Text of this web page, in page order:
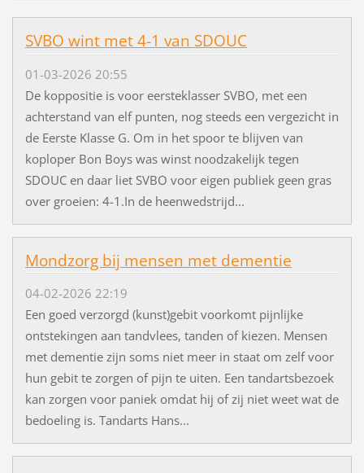
SVBO wint met 4-1 van SDOUC
01-03-2026 20:55
De koppositie is voor eersteklasser SVBO, met een
achterstand van elf punten, nog steeds een vergezicht in
de Eerste Klasse G. Om in het spoor te blijven van
koploper Bon Boys was winst noodzakelijk tegen
SDOUC en daar liet SVBO voor eigen publiek geen gras
over groeien: 4-1.In de heenwedstrijd...
Mondzorg bij mensen met dementie
04-02-2026 22:19
Een goed verzorgd (kunst)gebit voorkomt pijnlijke
ontstekingen aan tandvlees, tanden of kiezen. Mensen
met dementie zijn soms niet meer in staat om zelf voor
hun gebit te zorgen of pijn te uiten. Een tandartsbezoek
kan zorgen voor paniek omdat hij of zij niet weet wat de
bedoeling is. Tandarts Hans...